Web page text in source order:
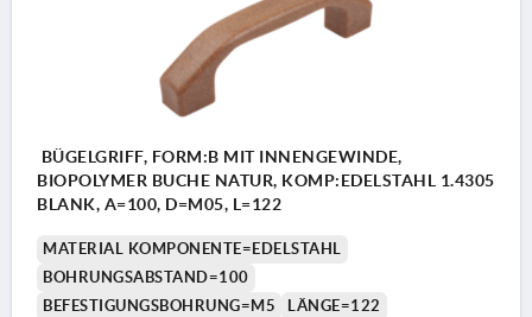
BÜGELGRIFF, FORM:B MIT INNENGEWINDE,
BIOPOLYMER BUCHE NATUR, KOMP:EDELSTAHL 1.4305
BLANK, A=100, D=M05, L=122
MATERIAL KOMPONENTE=EDELSTAHL
BOHRUNGSABSTAND=100
BEFESTIGUNGSBOHRUNG=M5
LÄNGE=122